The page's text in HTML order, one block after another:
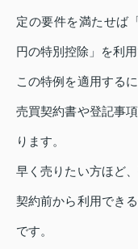
定の要件を満たせば
円の特別控除」を利
この特例を適用する
売買契約書や登記事
ります。
早く売りたい方ほど
契約前から利用でき
です。